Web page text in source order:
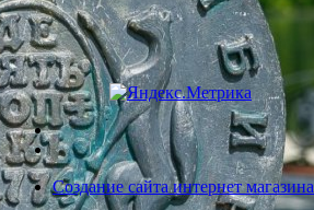
Создание сайта интернет магазина